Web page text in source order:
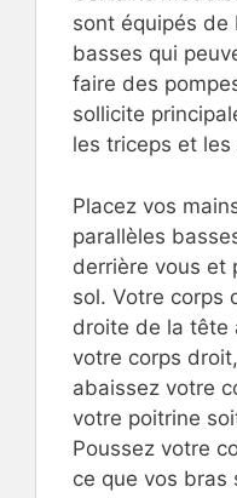
sont équipés de
basses qui
faire des
sollicite
les triceps et les
Placez vos
parallèles
derrière vous et
sol. Votre corps
droite de la tête
votre corps
abaissez votre
votre poitrine
Poussez votre
ce que vos bras